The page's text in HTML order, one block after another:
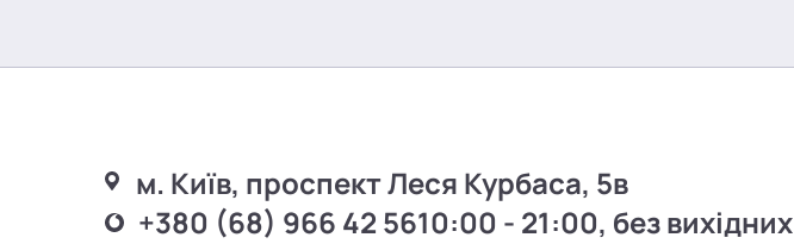
м. Київ, проспект Леся Курбаса, 5в
+380 (68) 966 42 5610:00 - 21:00, без вихідних